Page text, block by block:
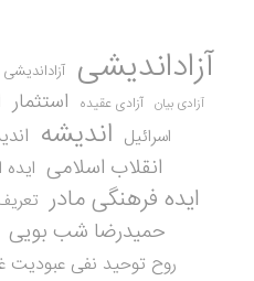
آزاداندیشی
آزادی بیان آزادی عقیده استثمار
اسرائیل اندیشه
انقلاب اسلامی
ایده فرهنگی مادر
حمیدرضا شب بویی
روح توحید نفی عبودیت